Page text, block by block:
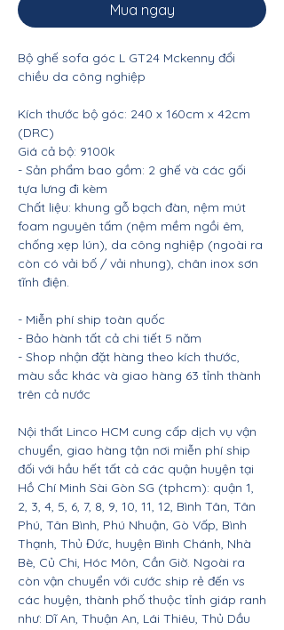
Mua ngay
Bộ ghế sofa góc L GT24 Mckenny đổi
chiều da công nghiệp
Kích thước bộ góc: 240 x 160cm x 42cm
(DRC)
Giá cả bộ: 9100k
- Sản phẩm bao gồm: 2 ghế và các gối
tựa lưng đi kèm
Chất liệu: khung gỗ bạch đàn, nệm mút
foam nguyên tấm (nệm mềm ngồi êm,
chống xẹp lún), da công nghiệp (ngoài ra
còn có vải bố / vải nhung), chân inox sơn
tĩnh điện.
- Miễn phí ship toàn quốc
- Bảo hành tất cả chi tiết 5 năm
- Shop nhận đặt hàng theo kích thước,
màu sắc khác và giao hàng 63 tỉnh thành
trên cả nước
Nội thất Linco HCM cung cấp dịch vụ vận
chuyển, giao hàng tận nơi miễn phí ship
đối với hầu hết tất cả các quận huyện tại
Hồ Chí Minh Sài Gòn SG (tphcm): quận 1,
2, 3, 4, 5, 6, 7, 8, 9, 10, 11, 12, Bình Tân, Tân
Phú, Tân Bình, Phú Nhuận, Gò Vấp, Bình
Thạnh, Thủ Đức, huyện Bình Chánh, Nhà
Bè, Củ Chi, Hóc Môn, Cần Giờ. Ngoài ra
còn vận chuyển với cước ship rẻ đến vs
các huyện, thành phố thuộc tỉnh giáp ranh
như: Dĩ An, Thuận An, Lái Thiêu, Thủ Dầu